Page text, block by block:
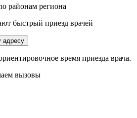
районам региона
быстрый приезд врачей
адресу
время приезда врача.
вызовы